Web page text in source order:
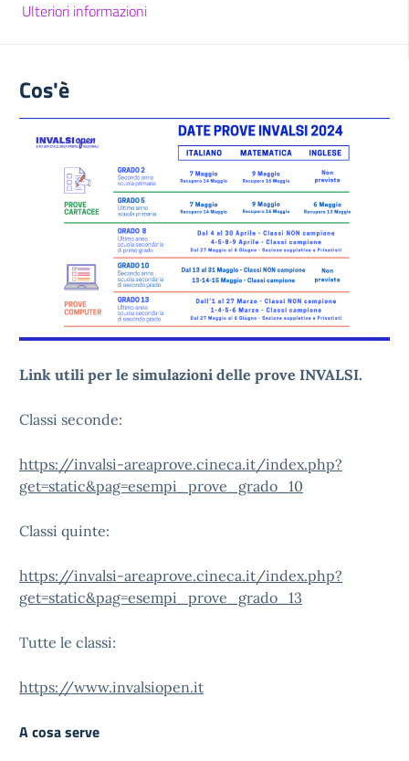
Ulteriori informazioni
Cos'è
Link utili per le simulazioni delle prove INVALSI.
Classi seconde:
https://invalsi-areaprove.cineca.it/index.php?
get=static&pag=esempi_prove_grado_10
Classi quinte:
https://invalsi-areaprove.cineca.it/index.php?
get=static&pag=esempi_prove_grado_13
Tutte le classi:
https://www.invalsiopen.it
A cosa serve